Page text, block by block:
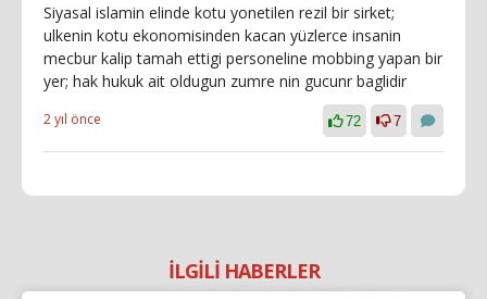
Siyasal islamin elinde kotu yonetilen rezil bir sirket;
ulkenin kotu ekonomisinden kacan yüzlerce insanin
mecbur kalip tamah ettigi personeline mobbing yapan bir
yer; hak hukuk ait oldugun zumre nin gucunr baglidir
2 yıl önce 72 7
İLGİLİ HABERLER